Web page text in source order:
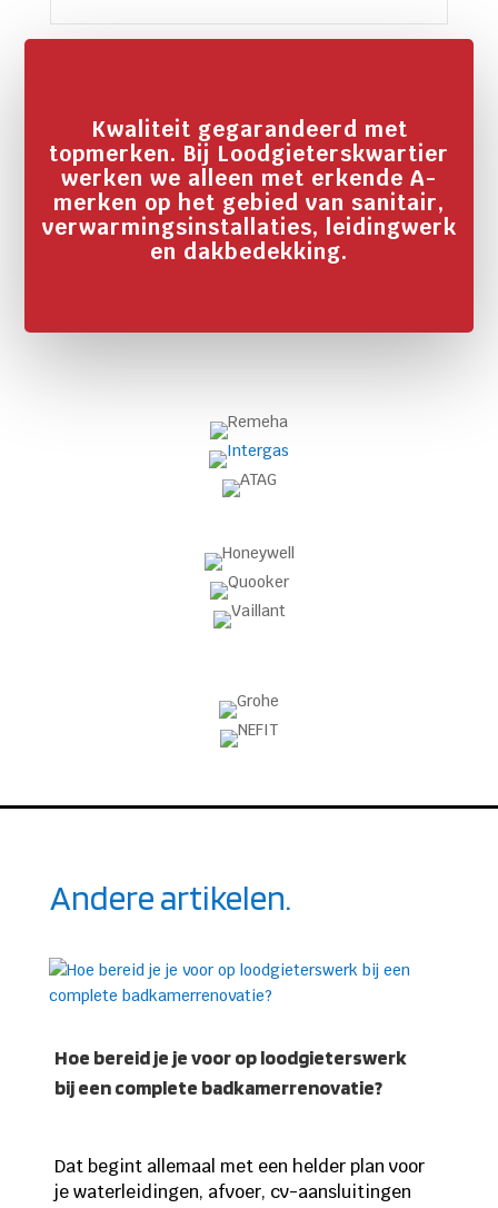
Kwaliteit gegarandeerd met
topmerken. Bij Loodgieterskwartier
werken we alleen met erkende A-
merken op het gebied van sanitair,
verwarmingsinstallaties, leidingwerk
en dakbedekking.
Andere artikelen.
Hoe bereid je je voor op loodgieterswerk
bij een complete badkamerrenovatie?
Dat begint allemaal met een helder plan voor
je waterleidingen, afvoer, cv-aansluitingen